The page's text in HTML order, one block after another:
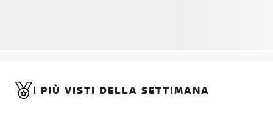
I PIÙ VISTI DELLA SETTIMANA